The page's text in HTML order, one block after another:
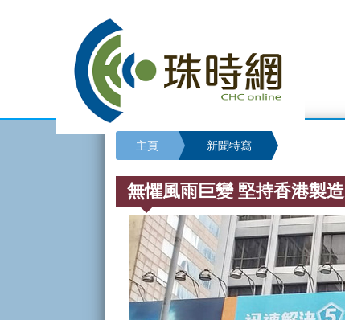
主頁 新聞特寫
無懼風雨巨變 堅持香港製造